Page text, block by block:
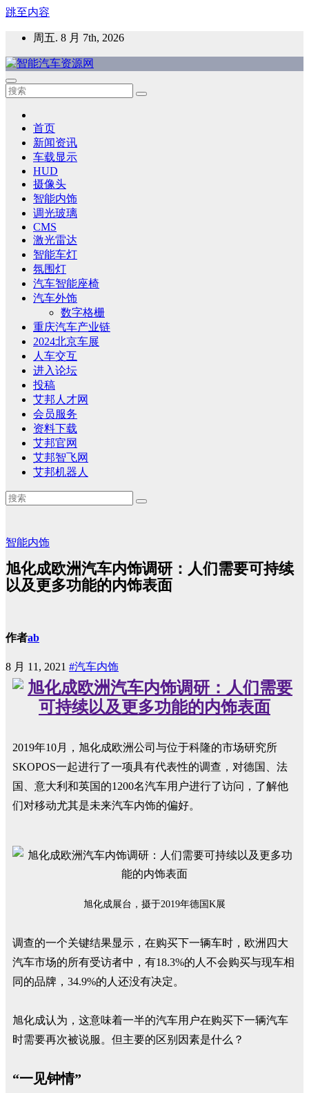
跳至内容
周五. 8 月 7th, 2026
智能汽车资源网
智能表面，智能内饰，新能源汽车，HMI，人车交互，智能车
首页
新闻资讯
车载显示
HUD
摄像头
智能内饰
调光玻璃
CMS
激光雷达
智能车灯
氛围灯
汽车智能座椅
汽车外饰
数字格栅
重庆汽车产业链
2024北京车展
人车交互
进入论坛
投稿
艾邦人才网
会员服务
资料下载
艾邦官网
艾邦智飞网
艾邦机器人
智能内饰
旭化成欧洲汽车内饰调研：人们需要可持续
以及更多功能的内饰表面
作者ab
8 月 11, 2021 #汽车内饰
2019年10月，旭化成欧洲公司与位于科隆的市场研究所
SKOPOS一起进行了一项具有代表性的调查，对德国、法
国、意大利和英国的1200名汽车用户进行了访问，了解他
们对移动尤其是未来汽车内饰的偏好。
旭化成展台，摄于2019年德国K展
调查的一个关键结果显示，在购买下一辆车时，欧洲四大
汽车市场的所有受访者中，有18.3%的人不会购买与现车相
同的品牌，34.9%的人还没有决定。
旭化成认为，这意味着一半的汽车用户在购买下一辆汽车
时需要再次被说服。但主要的区别因素是什么？
“一见钟情”